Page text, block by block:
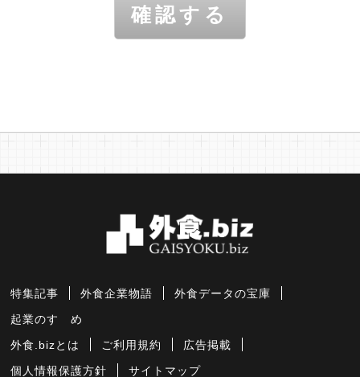
確認する
特集記事 外食企業物語 外食データの宝庫
起業のすゝめ
外食.bizとは ご利用規約 広告掲載
個人情報保護方針 サイトマップ